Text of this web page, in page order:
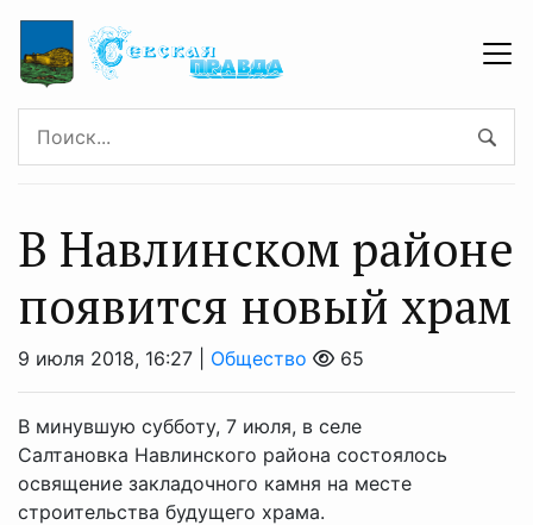
В Навлинском районе
появится новый храм
9 июля 2018, 16:27 | Общество 65
В минувшую субботу, 7 июля, в селе
Салтановка Навлинского района состоялось
освящение закладочного камня на месте
строительства будущего храма.